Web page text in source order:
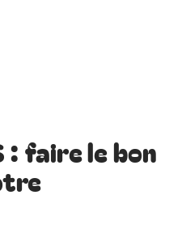
: faire le bon